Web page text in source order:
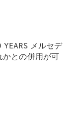
メルセデ
かとの併用が可